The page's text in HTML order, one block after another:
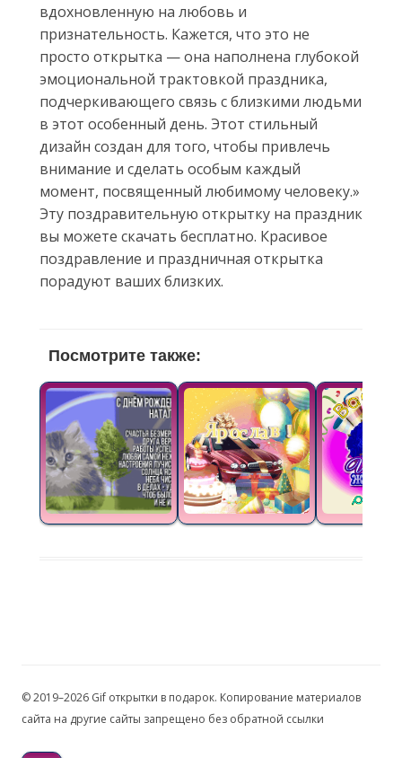
вдохновленную на любовь и
признательность. Кажется, что это не
просто открытка — она наполнена глубокой
эмоциональной трактовкой праздника,
подчеркивающего связь с близкими людьми
в этот особенный день. Этот стильный
дизайн создан для того, чтобы привлечь
внимание и сделать особым каждый
момент, посвященный любимому человеку.»
Эту поздравительную открытку на праздник
вы можете скачать бесплатно. Красивое
поздравление и праздничная открытка
порадуют ваших близких.
Посмотрите также:
© 2019–2026 Gif открытки в подарок. Копирование материалов
сайта на другие сайты запрещено без обратной ссылки